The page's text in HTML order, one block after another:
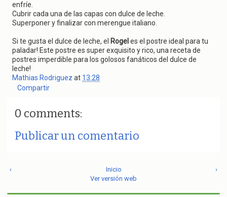
enfríe.
Cubrir cada una de las capas con dulce de leche.
Superponer y finalizar con merengue italiano.
Si te gusta el dulce de leche, el Rogel es el postre ideal para tu
paladar! Este postre es super exquisito y rico, una receta de
postres imperdible para los golosos fanáticos del dulce de
leche!
Mathias Rodriguez at 13:28
Compartir
0 comments:
Publicar un comentario
‹ ›
Inicio
Ver versión web